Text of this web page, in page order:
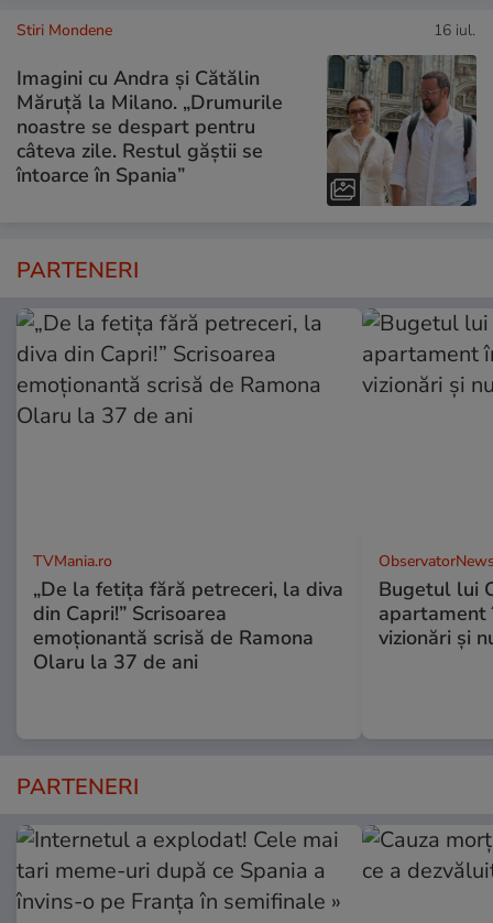
Stiri Mondene 16 iul.
Imagini cu Andra și Cătălin
Măruță la Milano. „Drumurile
noastre se despart pentru
câteva zile. Restul găștii se
întoarce în Spania”
PARTENERI
TVMania.ro
„De la fetița fără petreceri, la diva
din Capri!” Scrisoarea
emoționantă scrisă de Ramona
Olaru la 37 de ani
Bugetul lui
apartament
vizionări şi
PARTENERI